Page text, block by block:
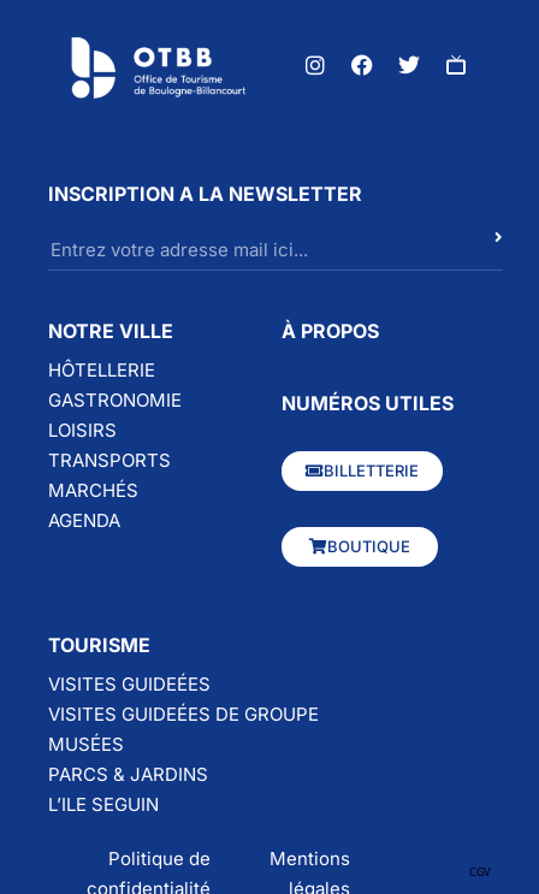
INSCRIPTION A LA NEWSLETTER
NOTRE VILLE
HÔTELLERIE
GASTRONOMIE
LOISIRS
TRANSPORTS
MARCHÉS
AGENDA
À PROPOS
NUMÉROS UTILES
BILLETTERIE
BOUTIQUE
TOURISME
VISITES GUIDEÉES
VISITES GUIDEÉES DE GROUPE
MUSÉES
PARCS & JARDINS
L’ILE SEGUIN
Politique de
confidentialité
Mentions
légales
CGV